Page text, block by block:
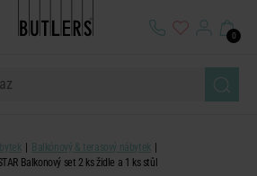
0
Balkónový & terasový nábytek
Balkonový set 2 ks židle a 1 ks stůl